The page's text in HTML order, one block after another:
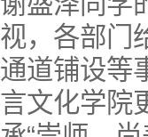
视，各部门
通道铺设等
言文化学院